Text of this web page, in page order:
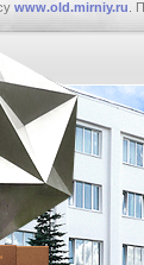
www.old.mirniy.ru .